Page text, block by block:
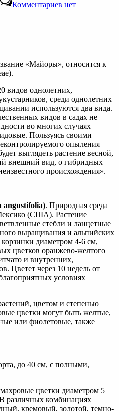
Комментариевзаписи
из
нет
«Майоры», относится к
видов однолетних,
среди однолетних
используются два вида.
видов в садах не
во многих случаях
Пользуясь своими
опыления
выглядеть растение весной,
внешний вид, о гибридных
происхождения».
angustifolia). Природная среда
(США). Растение
стебли и ланцетные
выращивания и альпийских
диаметром 4-6 см,
цветков оранжево-желтого
и внутренних,
Цветет через 10 недель от
условиях
цветом и степенью
цветки могут быть желтые,
или фиолетовые, также
до 40 см, с полными,
цветки диаметром 5
различных комбинациях
кремовый, золотой, темно-